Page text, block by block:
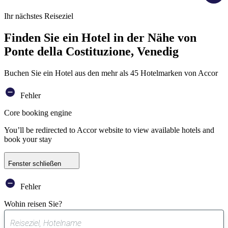
Ihr nächstes Reiseziel
Finden Sie ein Hotel in der Nähe von
Ponte della Costituzione, Venedig
Buchen Sie ein Hotel aus den mehr als 45 Hotelmarken von Accor
Fehler
Core booking engine
You’ll be redirected to Accor website to view available hotels and
book your stay
Fenster schließen
Fehler
Wohin reisen Sie?